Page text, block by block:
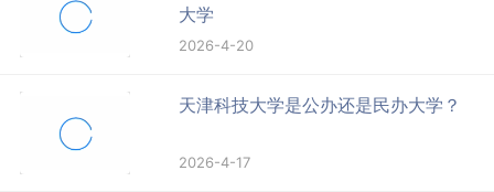
大学
2026-4-20
天津科技大学是公办还是民办大学？
2026-4-17